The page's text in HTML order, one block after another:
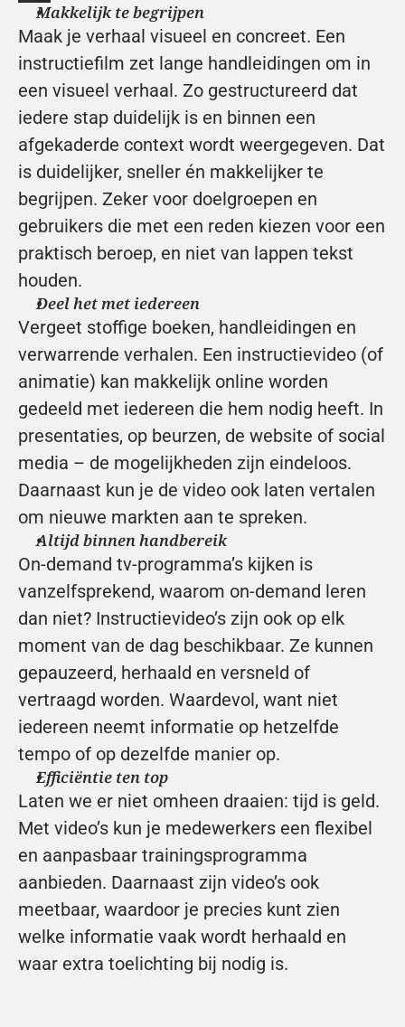
Makkelijk te begrijpen
Maak je verhaal visueel en concreet. Een
instructiefilm zet lange handleidingen om in
een visueel verhaal. Zo gestructureerd dat
iedere stap duidelijk is en binnen een
afgekaderde context wordt weergegeven. Dat
is duidelijker, sneller én makkelijker te
begrijpen. Zeker voor doelgroepen en
gebruikers die met een reden kiezen voor een
praktisch beroep, en niet van lappen tekst
houden.
Deel het met iedereen
Vergeet stoffige boeken, handleidingen en
verwarrende verhalen. Een instructievideo (of
animatie) kan makkelijk online worden
gedeeld met iedereen die hem nodig heeft. In
presentaties, op beurzen, de website of social
media – de mogelijkheden zijn eindeloos.
Daarnaast kun je de video ook laten vertalen
om nieuwe markten aan te spreken.
Altijd binnen handbereik
On-demand tv-programma’s kijken is
vanzelfsprekend, waarom on-demand leren
dan niet? Instructievideo’s zijn ook op elk
moment van de dag beschikbaar. Ze kunnen
gepauzeerd, herhaald en versneld of
vertraagd worden. Waardevol, want niet
iedereen neemt informatie op hetzelfde
tempo of op dezelfde manier op.
Efficiëntie ten top
Laten we er niet omheen draaien: tijd is geld.
Met video’s kun je medewerkers een flexibel
en aanpasbaar trainingsprogramma
aanbieden. Daarnaast zijn video’s ook
meetbaar, waardoor je precies kunt zien
welke informatie vaak wordt herhaald en
waar extra toelichting bij nodig is.